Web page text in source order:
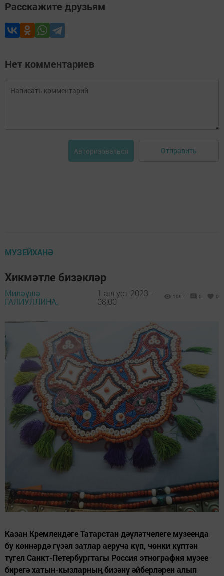
Расскажите друзьям
Нет комментариев
Авторизоваться Отправить
МУЗЕЙХАНӘ
Хикмәтле бизәкләр
Миләүшә
ГАЛИУЛЛИНА,
1 август 2023 -
08:00
1067 0 0
Казан Кремлендәге Татарстан дәүләтчелеге музеенда
бу көннәрдә гүзәл затлар аеруча күп, чөнки күптән
түгел Санкт-Петербургтагы Россия этнография музее
бирегә хатын-кызларның бизәнү әйберләрен алып